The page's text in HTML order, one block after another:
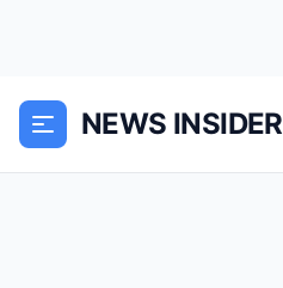
NEWS INSIDER